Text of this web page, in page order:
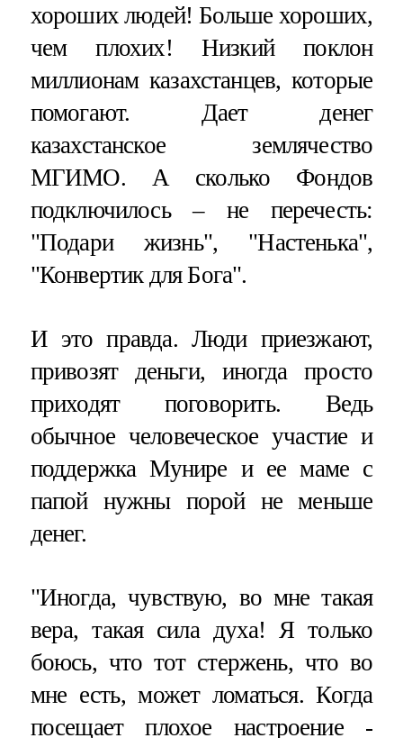
хороших людей! Больше хороших,
чем плохих! Низкий поклон
миллионам казахстанцев, которые
помогают. Дает денег
казахстанское землячество
МГИМО. А сколько Фондов
подключилось – не перечесть:
"Подари жизнь", "Настенька",
"Конвертик для Бога".
И это правда. Люди приезжают,
привозят деньги, иногда просто
приходят поговорить. Ведь
обычное человеческое участие и
поддержка Мунире и ее маме с
папой нужны порой не меньше
денег.
"Иногда, чувствую, во мне такая
вера, такая сила духа! Я только
боюсь, что тот стержень, что во
мне есть, может ломаться. Когда
посещает плохое настроение -